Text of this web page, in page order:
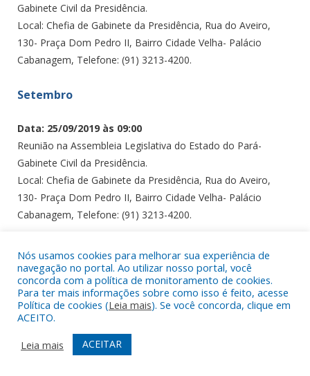
Gabinete Civil da Presidência.
Local: Chefia de Gabinete da Presidência, Rua do Aveiro,
130- Praça Dom Pedro II, Bairro Cidade Velha- Palácio
Cabanagem, Telefone: (91) 3213-4200.
Setembro
Data: 25/09/2019 às 09:00
Reunião na Assembleia Legislativa do Estado do Pará-
Gabinete Civil da Presidência.
Local: Chefia de Gabinete da Presidência, Rua do Aveiro,
130- Praça Dom Pedro II, Bairro Cidade Velha- Palácio
Cabanagem, Telefone: (91) 3213-4200.
Data: 03/09/2019 às 10:00
Reunião no Gabinete do Deputado Federal, Nilson Pinto
Local: Travessa Piraja, Nº 1990, Pedreira, Belém/PA,
Telefone: (91) 3226-0053.
Nós usamos cookies para melhorar sua experiência de
navegação no portal. Ao utilizar nosso portal, você
concorda com a política de monitoramento de cookies.
Para ter mais informações sobre como isso é feito, acesse
Política de cookies (Leia mais). Se você concorda, clique em
ACEITO.
Leia mais
ACEITAR